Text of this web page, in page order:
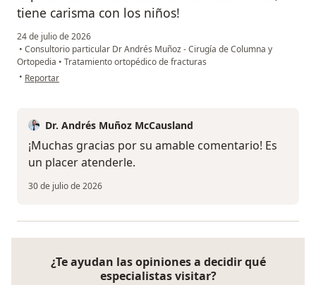
tiene carisma con los niños!
24 de julio de 2026
• Consultorio particular Dr Andrés Muñoz - Cirugía de Columna y
Ortopedia • Tratamiento ortopédico de fracturas
• en opinión del usuario Andrea Toro
Reportar
Dr. Andrés Muñoz McCausland
¡Muchas gracias por su amable comentario! Es
un placer atenderle.
30 de julio de 2026
¿Te ayudan las opiniones a decidir qué
especialistas visitar?